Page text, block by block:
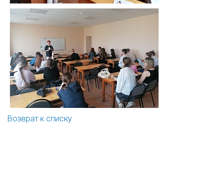
Возврат к списку